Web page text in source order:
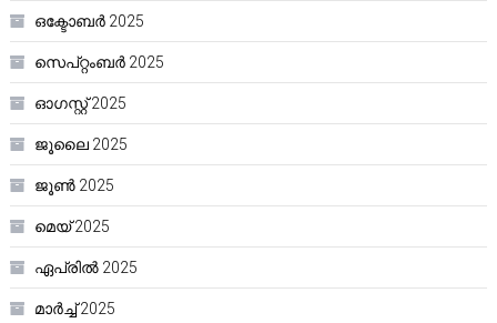
ഒക്ടോബർ 2025
സെപ്റ്റംബർ 2025
ഓഗസ്റ്റ്‌ 2025
ജൂലൈ 2025
ജൂൺ 2025
മെയ്‌ 2025
ഏപ്രിൽ 2025
മാർച്ച്‌ 2025